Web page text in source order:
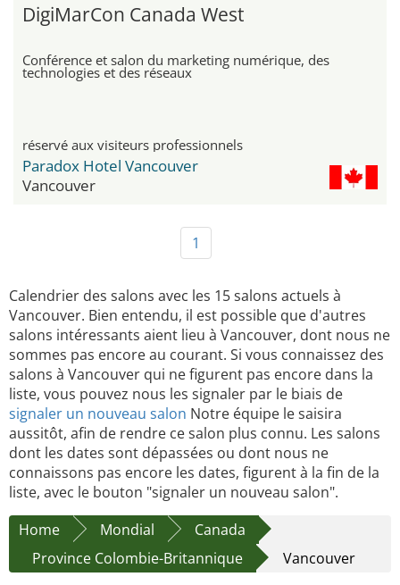
DigiMarCon Canada West
Conférence et salon du marketing numérique, des
technologies et des réseaux
réservé aux visiteurs professionnels
Paradox Hotel Vancouver
Vancouver
1
Calendrier des salons avec les 15 salons actuels à
Vancouver. Bien entendu, il est possible que d'autres
salons intéressants aient lieu à Vancouver, dont nous ne
sommes pas encore au courant. Si vous connaissez des
salons à Vancouver qui ne figurent pas encore dans la
liste, vous pouvez nous les signaler par le biais de
signaler un nouveau salon Notre équipe le saisira
aussitôt, afin de rendre ce salon plus connu. Les salons
dont les dates sont dépassées ou dont nous ne
connaissons pas encore les dates, figurent à la fin de la
liste, avec le bouton "signaler un nouveau salon".
Home
Mondial
Canada
Province Colombie-Britannique
Vancouver